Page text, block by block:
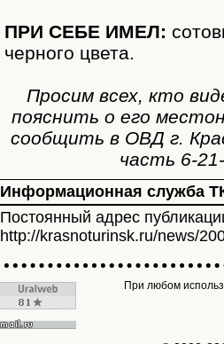
ПРИ СЕБЕ ИМЕЛ:
черного цвета.
Просим всех, кто
пояснить о его
сообщить в ОВД г.
часть 6-
Информационная служба
Постоянный адрес
http://krasnoturinsk.ru/news/
При любом